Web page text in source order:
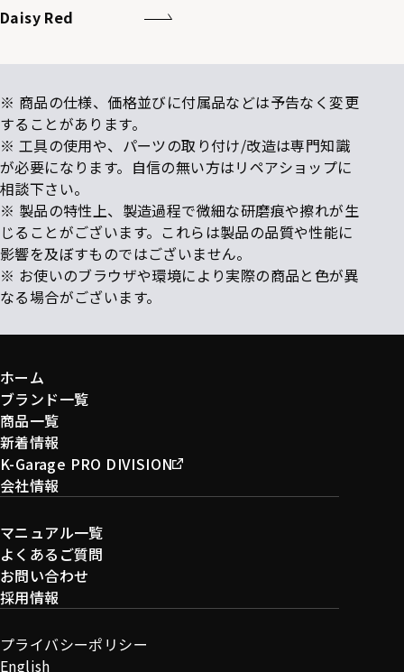
Daisy Red
※ 商品の仕様、価格並びに付属品などは予告なく変更
することがあります。
※ 工具の使用や、パーツの取り付け/改造は専門知識
が必要になります。自信の無い方はリペアショップに
相談下さい。
※ 製品の特性上、製造過程で微細な研磨痕や擦れが生
じることがございます。これらは製品の品質や性能に
影響を及ぼすものではございません。
※ お使いのブラウザや環境により実際の商品と色が異
なる場合がございます。
ホーム
ブランド一覧
商品一覧
新着情報
K-Garage PRO DIVISION
会社情報
マニュアル一覧
よくあるご質問
お問い合わせ
採用情報
プライバシーポリシー
English